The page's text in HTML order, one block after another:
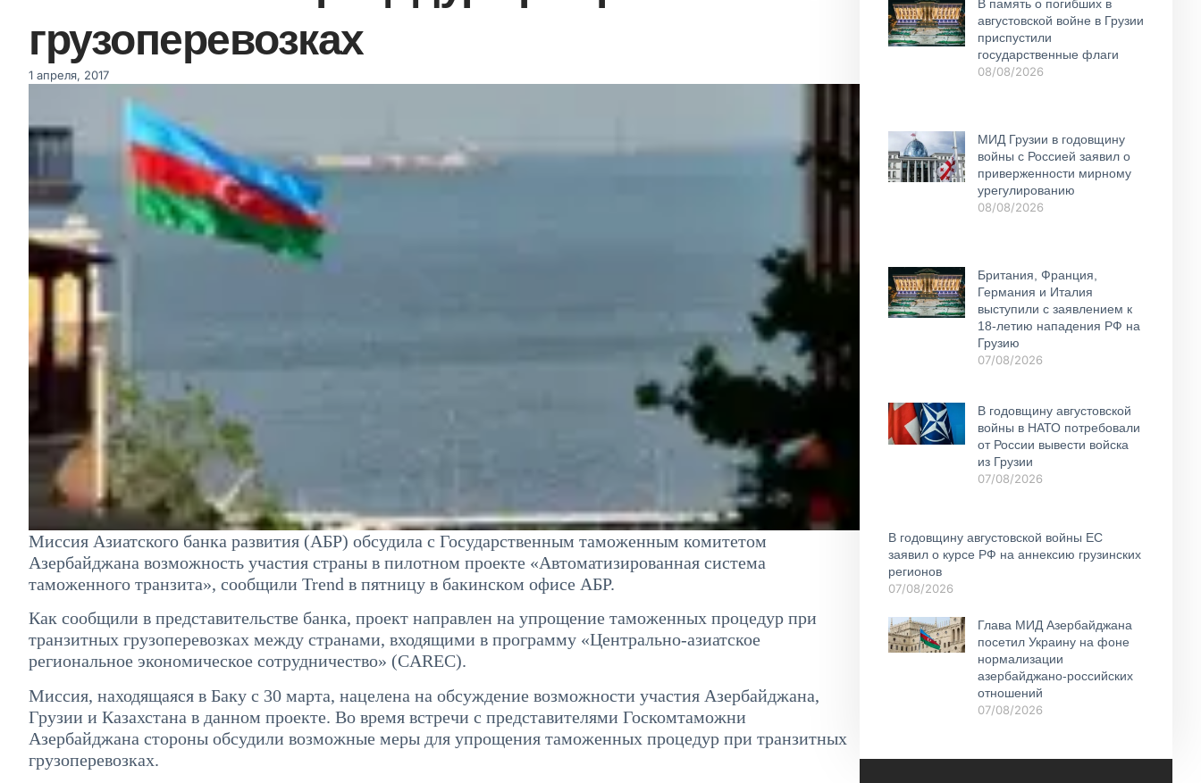
грузоперевозках
1 апреля, 2017
Миссия Азиатского банка развития (АБР) обсудила с Государственным таможенным комитетом
Азербайджана возможность участия страны в пилотном проекте «Автоматизированная система
таможенного транзита», сообщили Trend в пятницу в бакинском офисе АБР.
Как сообщили в представительстве банка, проект направлен на упрощение таможенных процедур при
транзитных грузоперевозках между странами, входящими в программу «Центрально-азиатское
региональное экономическое сотрудничество» (CAREC).
Миссия, находящаяся в Баку с 30 марта, нацелена на обсуждение возможности участия Азербайджана,
Грузии и Казахстана в данном проекте. Во время встречи с представителями Госкомтаможни
Азербайджана стороны обсудили возможные меры для упрощения таможенных процедур при транзитных
грузоперевозках.
В память о погибших в
августовской войне в Грузии
приспустили
государственные флаги
08/08/2026
МИД Грузии в годовщину
войны с Россией заявил о
приверженности мирному
урегулированию
08/08/2026
Британия, Франция,
Германия и Италия
выступили с заявлением к
18-летию нападения РФ на
Грузию
07/08/2026
В годовщину августовской
войны в НАТО потребовали
от России вывести войска
из Грузии
07/08/2026
В годовщину августовской войны ЕС
заявил о курсе РФ на аннексию грузинских
регионов
07/08/2026
Глава МИД Азербайджана
посетил Украину на фоне
нормализации
азербайджано-российских
отношений
07/08/2026